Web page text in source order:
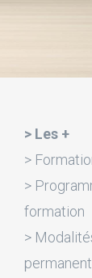
> Les +
>
>
formation
>